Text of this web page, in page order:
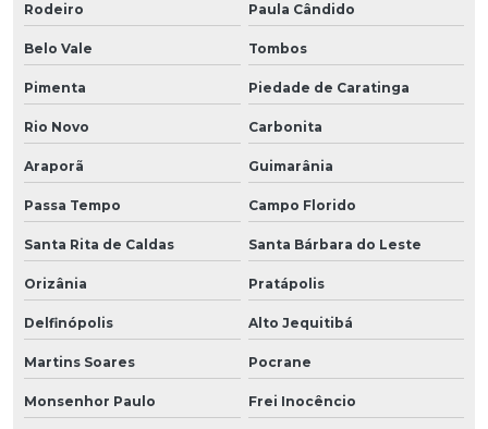
Rodeiro Paula Cândido
Belo Vale Tombos
Pimenta Piedade de Caratinga
Rio Novo Carbonita
Araporã Guimarânia
Passa Tempo Campo Florido
Santa Rita de Caldas Santa Bárbara do Leste
Orizânia Pratápolis
Delfinópolis Alto Jequitibá
Martins Soares Pocrane
Monsenhor Paulo Frei Inocêncio